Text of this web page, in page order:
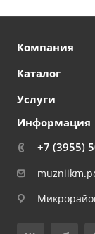
Компания
Каталог
Услуги
Информация
+7 (3955)